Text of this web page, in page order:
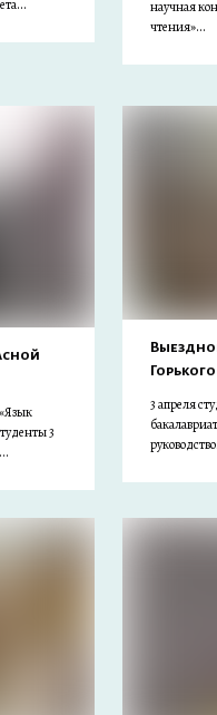
научная
чтения»...
3
Горького
3 апреля